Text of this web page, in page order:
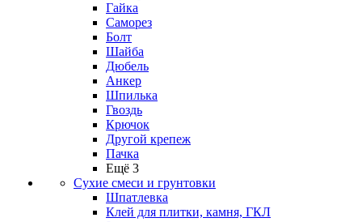
Гайка
Саморез
Болт
Шайба
Дюбель
Анкер
Шпилька
Гвоздь
Крючок
Другой крепеж
Пачка
Ещё 3
Сухие смеси и грунтовки
Шпатлевка
Клей для плитки, камня, ГКЛ